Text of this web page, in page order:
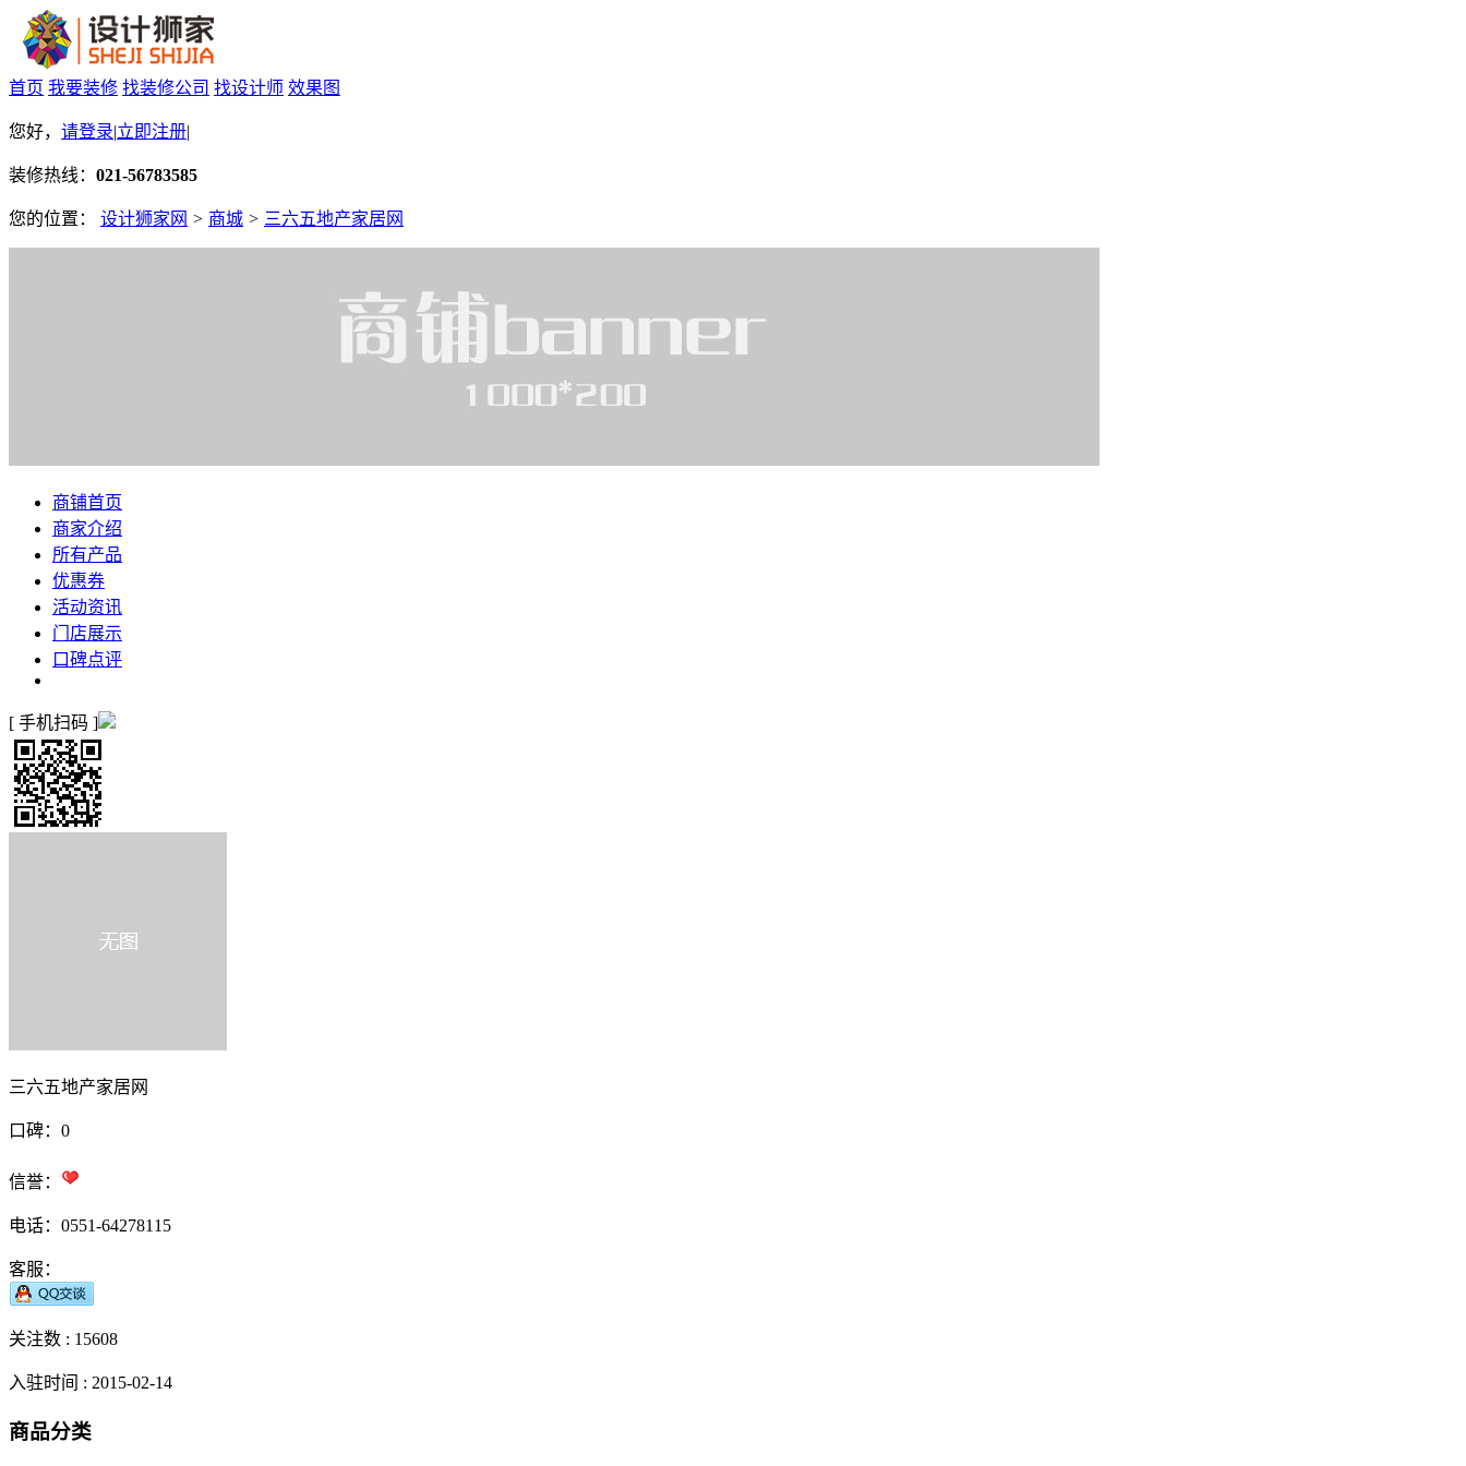
首页 我要装修 找装修公司 找设计师 效果图
您好， 请登录|立即注册|
装修热线： 021-56783585
您的位置： 设计狮家网 > 商城 > 三六五地产家居网
商铺首页
商家介绍
所有产品
优惠券
活动资讯
门店展示
口碑点评
[ 手机扫码 ]
三六五地产家居网
口碑：0
信誉：
电话：0551-64278115
客服：
关注数 : 15608
入驻时间 : 2015-02-14
商品分类